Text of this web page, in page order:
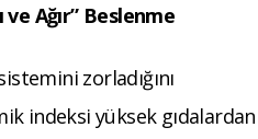
Ağır” Beslenme
zorladığını
indeksi yüksek gıdalardan